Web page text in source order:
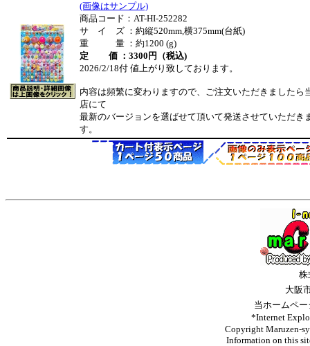
(画像はサンプル)
商品コード：AT-HI-252282
サ イ ズ ：約縦520mm,横375mm(台紙)
重 量 ：約1200 (g)
定 価 ：3300円（税込)
2026/2/18付 値上がり致しております。
内容は頻繁に変わりますので、ご注文いただきましたら
店にて
最新のバージョンを選ばせて頂いて発送させていただき
す。
大阪
当ホームペ
*Internet
Copyright Maruzen-
Information on this